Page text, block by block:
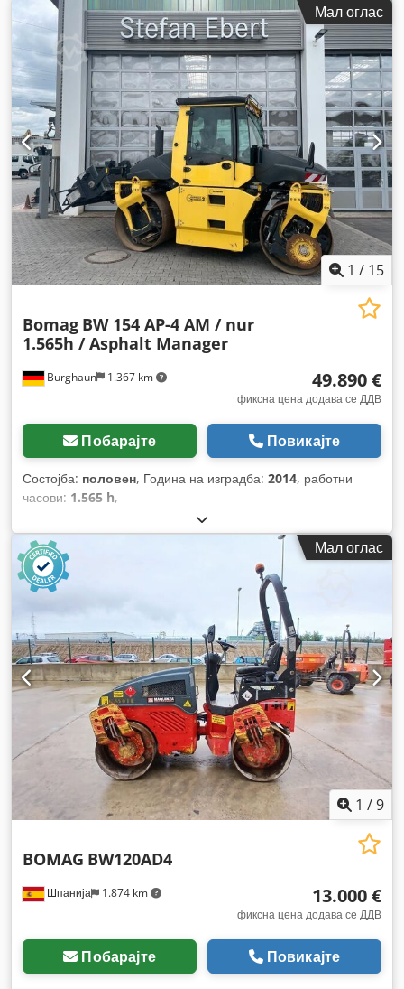
Мал оглас
1 / 15
Burghaun 1.367 km
Bomag BW 154 AP-4 AM / nur
1.565h / Asphalt Manager
49.890 €
фиксна цена додава се ДДВ
Побарајте Повикајте
Состојба: половен, Година на изградба: 2014, работни
часови: 1.565 h,
Мал оглас
1 /9
Шпанија 1.874 km
BOMAG BW120AD4
13.000 €
фиксна цена додава се ДДВ
Побарајте Повикајте